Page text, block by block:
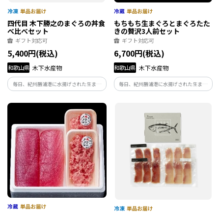
四代目 木下勝之のまぐろの丼食
べ比べセット
ギフト対応可
5,400円(税込)
和歌山県 木下水産物
毎日、紀州勝浦港に水揚げされた生まぐ
ろを一本一本見極めて買付しております。
創業大正年間より代々受け継いだプロの
目利きで選んだ産地直送の厳選生まぐろ
です。 和歌山県特産の天然生まぐろ一度
ご賞味下さい。
もちもち生まぐろとまぐろたた
きの贅沢3人前セット
ギフト対応可
6,700円(税込)
和歌山県 木下水産物
毎日、紀州勝浦港に水揚げされた生まぐ
ろを一本一本見極めて買付しております。
です。 和歌山県特産の天然生まぐろ一度
ご賞味下さい。